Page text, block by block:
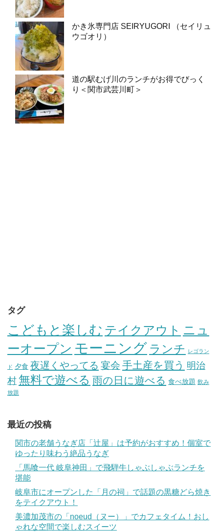
かき氷専門店 SEIRYUGORI （セイリュ
ウゴオリ）
道の駅むげ川のランチがお得でびっく
り＜関市武芸川町＞
タグ
こどもと楽しむ テイクアウト ニュ
ーオープン モーニング ランチ レゴラン
ド 夕食 夜遅くやってる 宴会 手土産を買う 明治
村無料で遊べる 雨の日に遊べる 食べ放題 飲み
放題
最近の投稿
関市の老舗うなぎ店「辻屋」は予約がおすすめ！個室で
ゆったり味わう絶品うなぎ
「馬喰一代 岐阜神田」で飛騨牛しゃぶしゃぶランチを
堪能
岐阜市にオープンした「月の祠」で話題の黒糖どら焼き
をテイクアウト！
美濃加茂市の「noeud（ヌー）」でカフェタイム！おし
ゃれな空間で楽しむスイーツ